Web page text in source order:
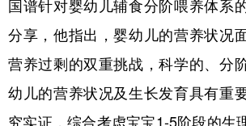
国谱针对婴幼儿辅食分阶喂养体系
分享，他指出，婴幼儿的营养状况
营养过剩的双重挑战，科学的、分
幼儿的营养状况及生长发育具有重
究实证，综合考虑宝宝1-5阶段的生